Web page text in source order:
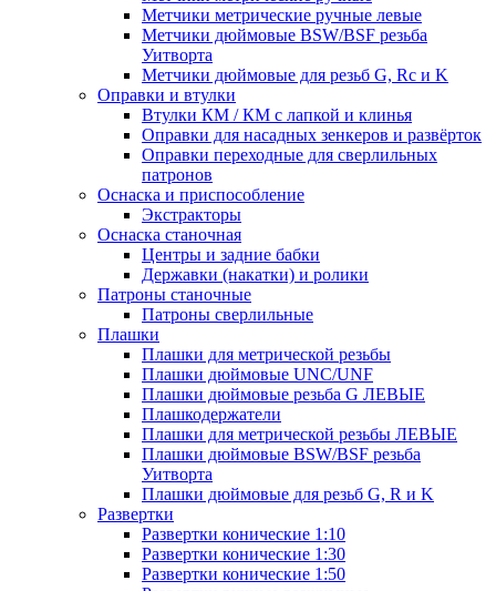
Метчики метрические ручные левые
Метчики дюймовые BSW/BSF резьба
Уитворта
Метчики дюймовые для резьб G, Rc и K
Оправки и втулки
Втулки КМ / КМ с лапкой и клинья
Оправки для насадных зенкеров и развёрток
Оправки переходные для сверлильных
патронов
Оснаска и приспособление
Экстракторы
Оснаска станочная
Центры и задние бабки
Державки (накатки) и ролики
Патроны станочные
Патроны сверлильные
Плашки
Плашки для метрической резьбы
Плашки дюймовые UNC/UNF
Плашки дюймовые резьба G ЛЕВЫЕ
Плашкодержатели
Плашки для метрической резьбы ЛЕВЫЕ
Плашки дюймовые BSW/BSF резьба
Уитворта
Плашки дюймовые для резьб G, R и K
Развертки
Развертки конические 1:10
Развертки конические 1:30
Развертки конические 1:50